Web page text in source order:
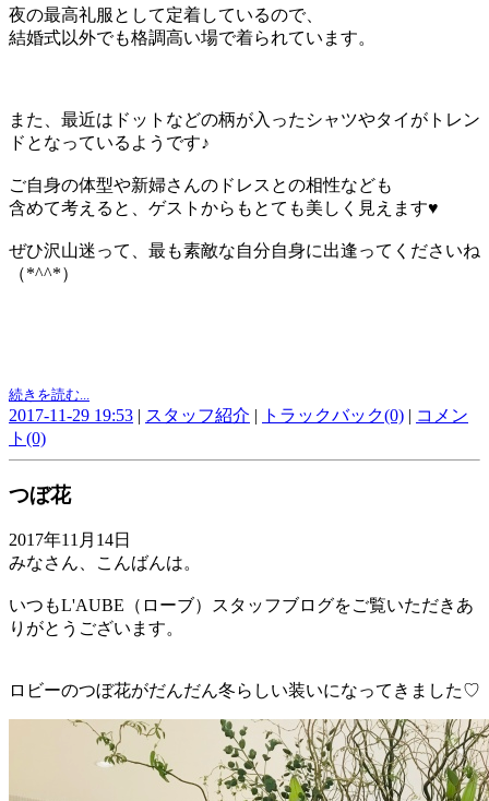
夜の最高礼服として定着しているので、
結婚式以外でも格調高い場で着られています。
また、最近はドットなどの柄が入ったシャツやタイがトレン
ドとなっているようです♪
ご自身の体型や新婦さんのドレスとの相性なども
含めて考えると、ゲストからもとても美しく見えます♥
ぜひ沢山迷って、最も素敵な自分自身に出逢ってくださいね
（*^^*）
続きを読む...
2017-11-29 19:53 | スタッフ紹介 | トラックバック(0) | コメン
ト(0)
つぼ花
2017年11月14日
みなさん、こんばんは。
いつもL'AUBE（ローブ）スタッフブログをご覧いただきあ
りがとうございます。
ロビーのつぼ花がだんだん冬らしい装いになってきました♡